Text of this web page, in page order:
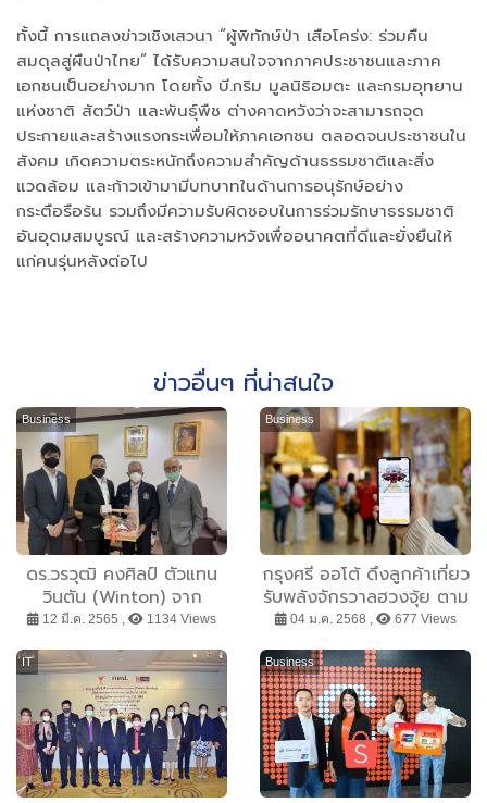
ทั้งนี้ การแถลงข่าวเชิงเสวนา “ผู้พิทักษ์ป่า เสือโคร่ง: ร่วมคืน
สมดุลสู่ผืนป่าไทย” ได้รับความสนใจจากภาคประชาชนและภาค
เอกชนเป็นอย่างมาก โดยทั้ง บี.กริม มูลนิธิอมตะ และกรมอุทยาน
แห่งชาติ สัตว์ป่า และพันธุ์พืช ต่างคาดหวังว่าจะสามารถจุด
ประกายและสร้างแรงกระเพื่อมให้ภาคเอกชน ตลอดจนประชาชนใน
สังคม เกิดความตระหนักถึงความสำคัญด้านธรรมชาติและสิ่ง
แวดล้อม และก้าวเข้ามามีบทบาทในด้านการอนุรักษ์อย่าง
กระตือรือร้น รวมถึงมีความรับผิดชอบในการร่วมรักษาธรรมชาติ
อันอุดมสมบูรณ์ และสร้างความหวังเพื่ออนาคตที่ดีและยั่งยืนให้
แก่คนรุ่นหลังต่อไป
ข่าวอื่นๆ ที่น่าสนใจ
Business
ดร.วรวุฒิ คงศิลป์ ตัวแทน
วินตัน (Winton) จาก
อังกฤษ นำ David Gibson
เข้าพบ ผู้ช่วยรัฐมนตรี
อุตสาหกรรม ธีระยุทธ วานิช
ชัง
12 มี.ค. 2565 , 1134 Views
Business
กรุงศรี ออโต้ ดึงลูกค้าเที่ยว
รับพลังจักรวาลฮวงจุ้ย ตาม
เส้นทางสายรัทธาภาคตะวัน
ออก กับฟีเจอร์ GO Travel
04 ม.ค. 2568 , 677 Views
IT Business